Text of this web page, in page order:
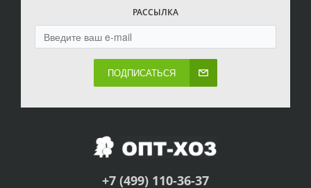
РАССЫЛКА
ПОДПИСАТЬСЯ
+7 (499) 110-36-37